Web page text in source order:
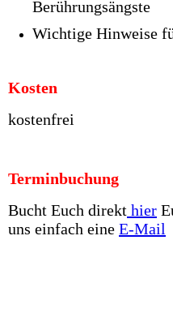
Berührungsängste
Wichtige Hinweise
Kosten
kostenfrei
Terminbuchung
Bucht Euch direkt hier
uns einfach eine E-Mail